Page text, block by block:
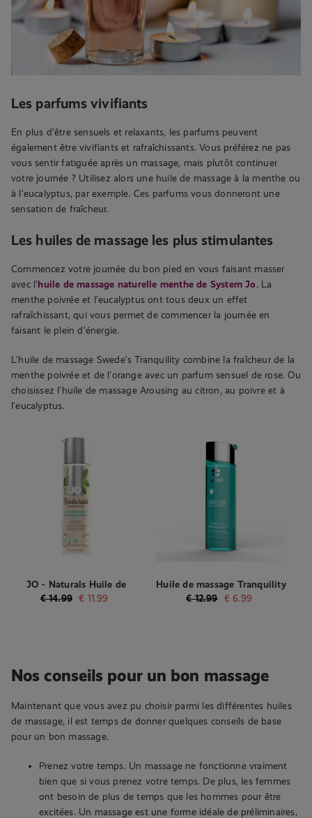
Les parfums vivifiants
En plus d’être sensuels et relaxants, les parfums peuvent
également être vivifiants et rafraîchissants. Vous préférez ne pas
vous sentir fatiguée après un massage, mais plutôt continuer
votre journée ? Utilisez alors une huile de massage à la menthe ou
à l’eucalyptus, par exemple. Ces parfums vous donneront une
sensation de fraîcheur.
Les huiles de massage les plus stimulantes
Commencez votre journée du bon pied en vous faisant masser
avec l’huile de massage naturelle menthe de System Jo. La
menthe poivrée et l’eucalyptus ont tous deux un effet
rafraîchissant, qui vous permet de commencer la journée en
faisant le plein d’énergie.
L’huile de massage Swede’s Tranquility combine la fraîcheur de la
menthe poivrée et de l’orange avec un parfum sensuel de rose. Ou
choisissez l’huile de massage Arousing au citron, au poivre et à
l’eucalyptus.
JO - Naturals Huile de
massage à la menthe poivrée
€14.99 € 11.99
Huile de massage Tranquility
- 75 ml
€12.99 € 6.99
Nos conseils pour un bon massage
Maintenant que vous avez pu choisir parmi les différentes huiles
de massage, il est temps de donner quelques conseils de base
pour un bon massage.
Prenez votre temps. Un massage ne fonctionne vraiment
bien que si vous prenez votre temps. De plus, les femmes
ont besoin de plus de temps que les hommes pour être
excitées. Un massage est une forme idéale de préliminaires,